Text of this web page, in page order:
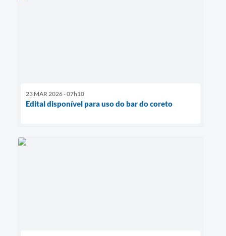
23 MAR 2026 - 07h10
Edital disponível para uso do bar do coreto